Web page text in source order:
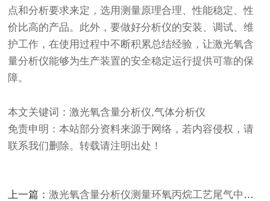
点和分析要求来定，选用测量原理合理、性能稳定、性
价比高的产品。此外，要做好分析仪的安装、调试、维
护工作，在使用过程中不断积累总结经验，让激光氧含
量分析仪能够为生产装置的安全稳定运行提供可靠的保
障。
本文关键词：激光氧含量分析仪,气体分析仪
免责申明：本站部分资料来源于网络，若内容侵权，请
联系我们删除。转载请注明出处！
上一篇：激光氧含量分析仪测量环氧丙烷工艺尾气中含氧量的技术方案